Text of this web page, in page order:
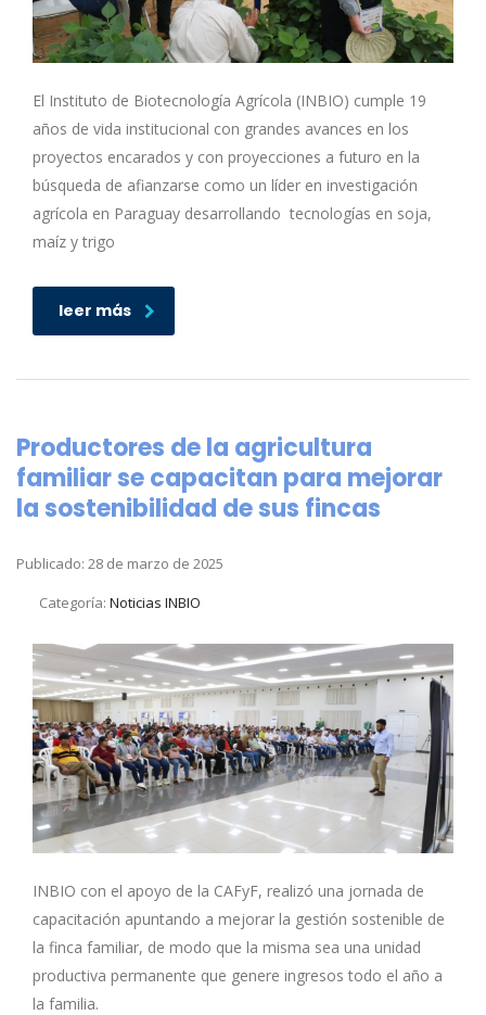
El Instituto de Biotecnología Agrícola (INBIO) cumple 19
años de vida institucional con grandes avances en los
proyectos encarados y con proyecciones a futuro en la
búsqueda de afianzarse como un líder en investigación
agrícola en Paraguay desarrollando tecnologías en soja,
maíz y trigo
leer más
Productores de la agricultura
familiar se capacitan para mejorar
la sostenibilidad de sus fincas
Publicado: 28 de marzo de 2025
Categoría: Noticias INBIO
INBIO con el apoyo de la CAFyF, realizó una jornada de
capacitación apuntando a mejorar la gestión sostenible de
la finca familiar, de modo que la misma sea una unidad
productiva permanente que genere ingresos todo el año a
la familia.